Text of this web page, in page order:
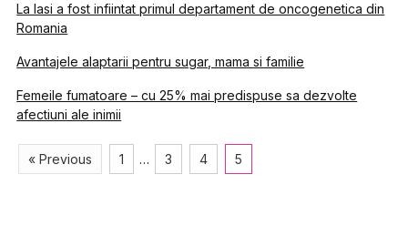
La Iasi a fost infiintat primul departament de oncogenetica din
Romania
Avantajele alaptarii pentru sugar, mama si familie
Femeile fumatoare – cu 25% mai predispuse sa dezvolte
afectiuni ale inimii
« Previous 1 … 3 4 5